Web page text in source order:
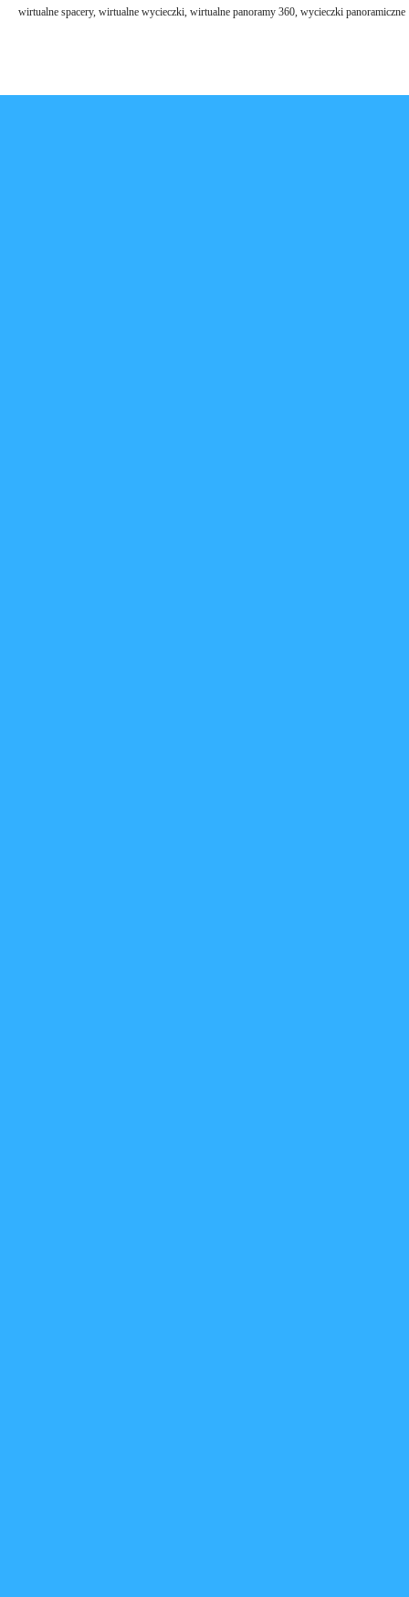
wirtualne spacery, wirtualne wycieczki, wirtualne panoramy 360, wycieczki panoramiczne